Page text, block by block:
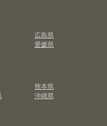
広島県
愛媛県
熊本県
沖縄県